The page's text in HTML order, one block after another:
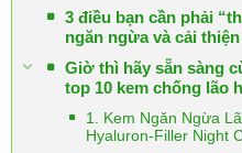
3 điều bạn cần phải
ngăn ngừa và cải
Giờ thì hãy sẵn sàng
top 10 kem chống lão
1. Kem Ngăn Ngừa
Hyaluron-Filler Night